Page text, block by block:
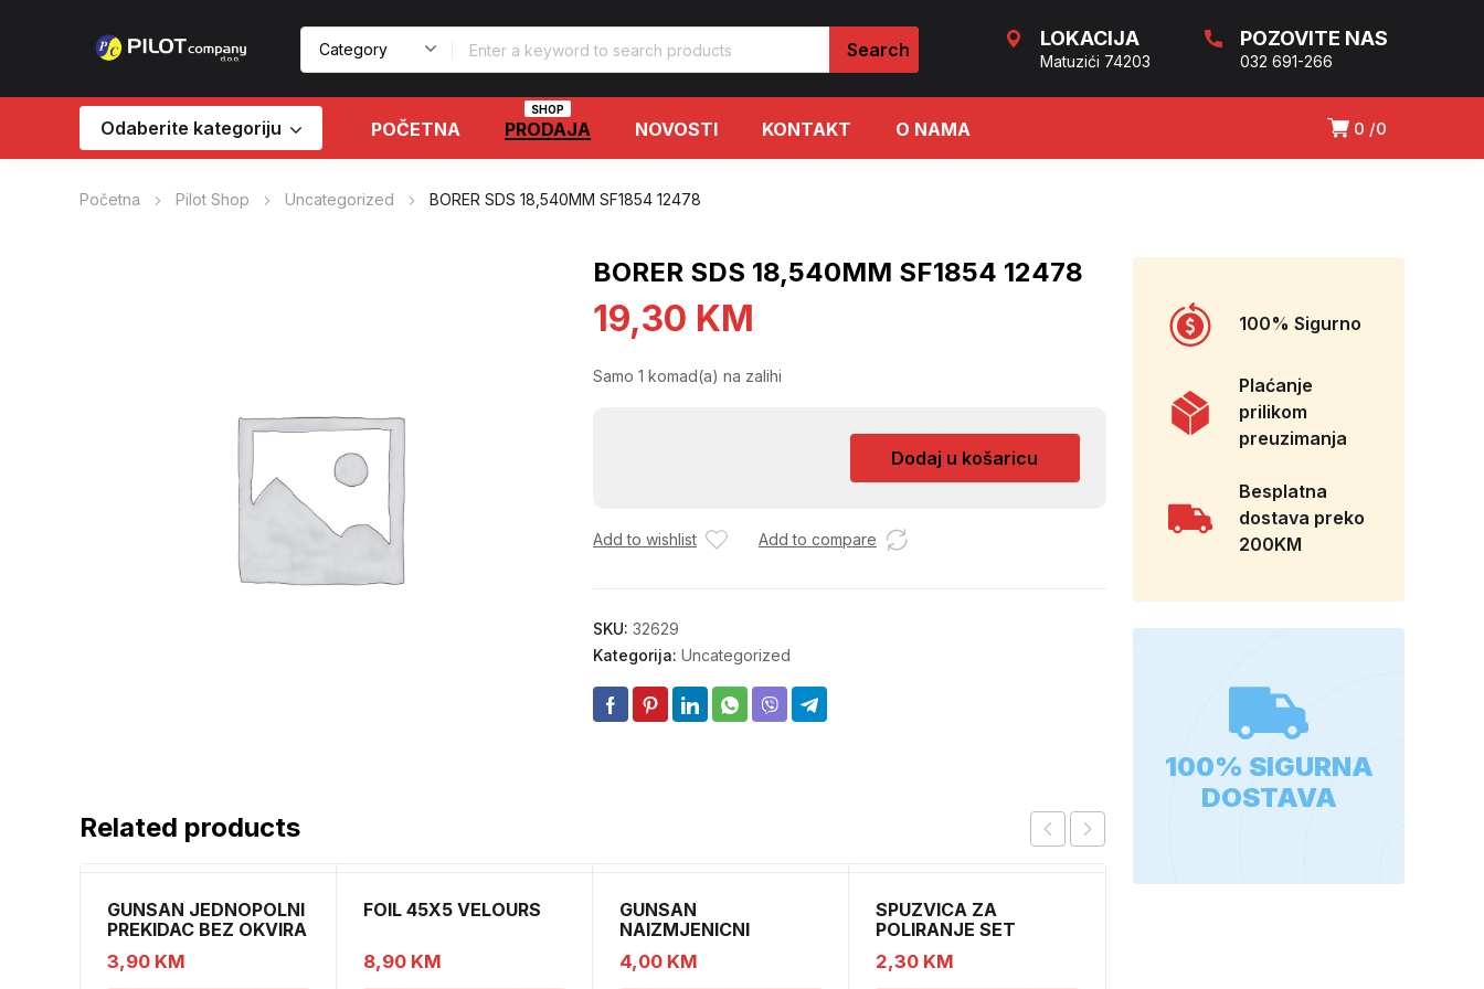
LOKACIJA
Matuzići 74203
POZOVITE NAS
032 691-266
0 0
Odaberite kategoriju POČETNA PRODAJA
SHOP
NOVOSTI KONTAKT O NAMA
Početna Pilot Shop Uncategorized BORER SDS 18,540MM SF1854 12478
BORER SDS 18,540MM SF1854 12478
19,30 KM
Samo 1 komad(a) na zalihi
12478
Dodaj u košaricu
Add to wishlist Add to compare
SKU: 32629
Kategorija: Uncategorized
Related products
GUNSAN JEDNOPOLNI
PREKIDAC BEZ OKVIRA
11
3,90 KM
FOIL 45X5 VELOURS
8,90 KM
GUNSAN
NAIZMJENICNI
PREKIDAC BEZ OKVIRA
4,00 KM
SPUZVICA ZA
POLIRANJE SET
2,30 KM
100% Sigurno
Plaćanje
prilikom
preuzimanja
Besplatna
dostava preko
200KM
100% SIGURNA
DOSTAVA